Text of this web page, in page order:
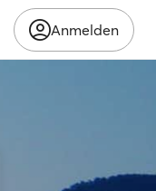
Anmelden